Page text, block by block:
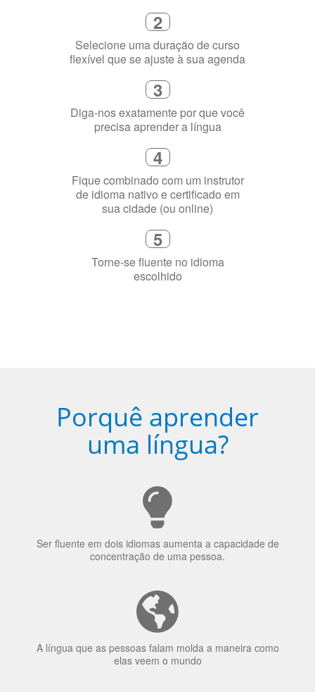
2
Selecione uma duração de curso
flexível que se ajuste à sua agenda
3
Diga-nos exatamente por que você
precisa aprender a língua
4
Fique combinado com um instrutor
de idioma nativo e certificado em
sua cidade (ou online)
5
Torne-se fluente no idioma
escolhido
Porquê aprender
uma língua?
Ser fluente em dois idiomas aumenta a capacidade de
concentração de uma pessoa.
A língua que as pessoas falam molda a maneira como
elas veem o mundo